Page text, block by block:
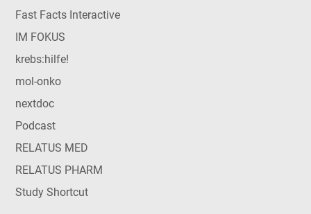
Fast Facts Interactive
IM FOKUS
krebs:hilfe!
mol-onko
nextdoc
Podcast
RELATUS MED
RELATUS PHARM
Study Shortcut